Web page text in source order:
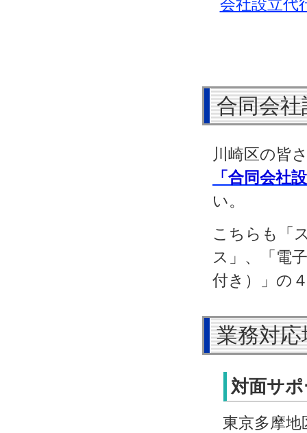
会社設立代
合同会社
川崎区の皆
「合同会社
い。
こちらも「
ス」、「電
付き）」の
業務対
対面サ
東京多摩地